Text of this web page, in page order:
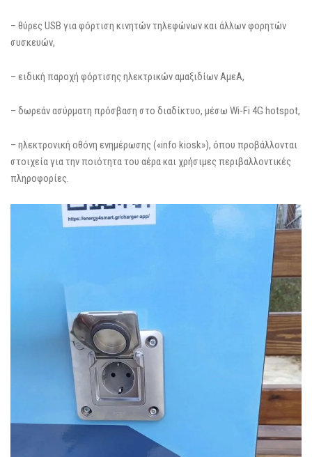
– θύρες USB για φόρτιση κινητών τηλεφώνων και άλλων φορητών
συσκευών,
– ειδική παροχή φόρτισης ηλεκτρικών αμαξιδίων ΑμεΑ,
– δωρεάν ασύρματη πρόσβαση στο διαδίκτυο, μέσω Wi-Fi 4G hotspot,
– ηλεκτρονική οθόνη ενημέρωσης («info kiosk»), όπου προβάλλονται
στοιχεία για την ποιότητα του αέρα και χρήσιμες περιβαλλοντικές
πληροφορίες.